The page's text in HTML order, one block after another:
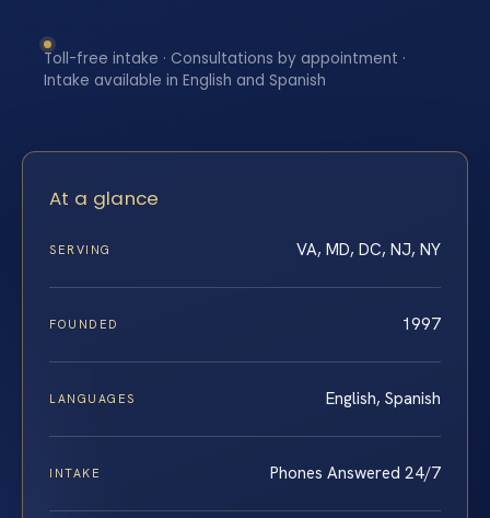
Toll-free intake · Consultations by appointment ·
Intake available in English and Spanish
At a glance
SERVING VA, MD, DC, NJ, NY
FOUNDED 1997
LANGUAGES English, Spanish
INTAKE Phones Answered 24/7